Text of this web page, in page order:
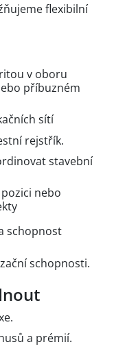
flexibilní
v oboru
příbuzném
sítí
rejstřík.
stavební
nebo
schopnost
schopnosti.
a prémií.